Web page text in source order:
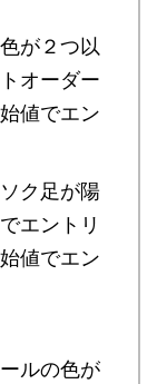
が２つ以
オーダー
値でエン
ク足が陽
エントリ
値でエン
ルの色が